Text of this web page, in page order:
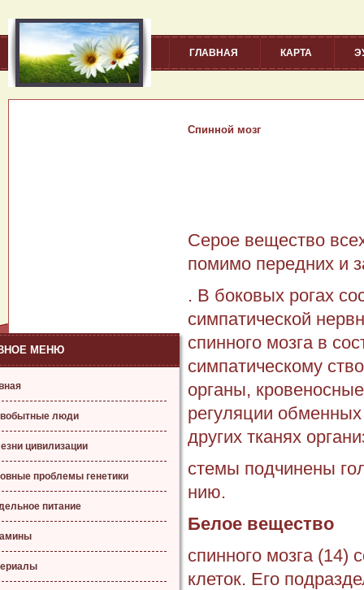
ГЛАВНАЯ КАРТА
МЕНЮ
люди
цивилизации
проблемы генетики
питание
Спинной мозг
Серое вещество
помимо передних и
. В боковых рогах
симпатической
спинно­го мозга в
симпатическо­му
органы,
регуляции
других тканях
стемы подчинены
нию.
Белое вещество
спинного мозга (14)
клеток. Его